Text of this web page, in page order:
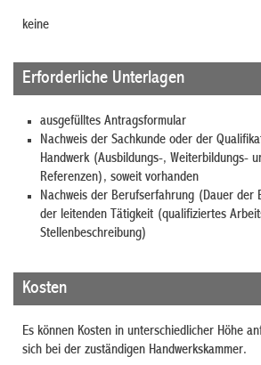
keine
Erforderliche Unterlagen
ausgefülltes Antragsformular
Nachweis der Sachkunde oder der
Handwerk (Ausbildungs-, Weiterbildungs-
Referenzen), soweit vorhanden
Nachweis der Berufserfahrung (Dauer der
der leitenden Tätigkeit (qualifiziertes
Stellenbeschreibung)
Kosten
Es können Kosten in unterschiedlicher Höhe
sich bei der zuständigen Handwerkskammer.